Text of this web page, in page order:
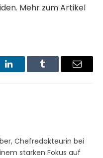
Mehr zum Artikel
LinkedInTumblr Email
Chefredakteurin bei
starken Fokus auf